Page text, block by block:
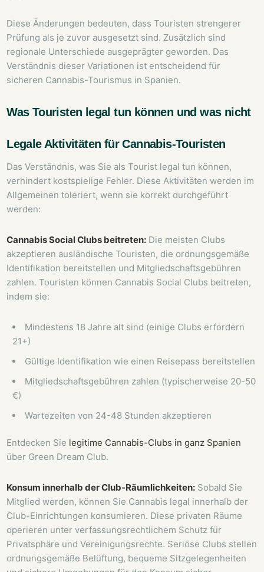
Diese Änderungen bedeuten, dass Touristen strengerer
Prüfung als je zuvor ausgesetzt sind. Zusätzlich sind
regionale Unterschiede ausgeprägter geworden. Das
Verständnis dieser Variationen ist entscheidend für
sicheren Cannabis-Tourismus in Spanien.
Was Touristen legal tun können und was nicht
Legale Aktivitäten für Cannabis-Touristen
Das Verständnis, was Sie als Tourist legal tun können,
verhindert kostspielige Fehler. Diese Aktivitäten werden im
Allgemeinen toleriert, wenn sie korrekt durchgeführt
werden:
Cannabis Social Clubs beitreten: Die meisten Clubs
akzeptieren ausländische Touristen, die ordnungsgemäße
Identifikation bereitstellen und Mitgliedschaftsgebühren
zahlen. Touristen können Cannabis Social Clubs beitreten,
indem sie:
Mindestens 18 Jahre alt sind (einige Clubs erfordern
21+)
Gültige Identifikation wie einen Reisepass bereitstellen
Mitgliedschaftsgebühren zahlen (typischerweise 20-50
€)
Wartezeiten von 24-48 Stunden akzeptieren
Entdecken Sie legitime Cannabis-Clubs in ganz Spanien
über Green Dream Club.
Konsum innerhalb der Club-Räumlichkeiten: Sobald Sie
Mitglied werden, können Sie Cannabis legal innerhalb der
Club-Einrichtungen konsumieren. Diese privaten Räume
operieren unter verfassungsrechtlichem Schutz für
Privatsphäre und Vereinigungsrechte. Seriöse Clubs stellen
ordnungsgemäße Belüftung, bequeme Sitzgelegenheiten